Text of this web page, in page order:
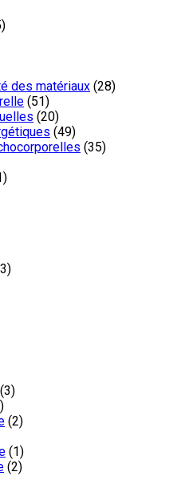
des matériaux (28)
(51)
(20)
(49)
(35)
(3)
(2)
(1)
(2)